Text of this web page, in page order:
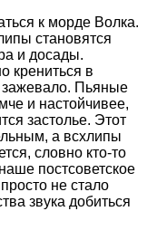
к морде Волка.
становятся
и досады.
крениться в
зажевало. Пьяные
и настойчивее,
застолье. Этот
а всхлипы
словно кто-то
постсоветское
не стало
звука добиться